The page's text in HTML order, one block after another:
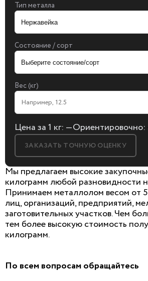
Тип металла
Состояние / сорт
Вес (кг)
Цена за 1 кг: —Ориентировочно:
ЗАКАЗАТЬ ТОЧНУЮ ОЦЕНКУ
БЕСПЛАТНАЯ
И ОЦЕНКА
Мы предлагаем высокие
килограмм любой разновидности
Принимаем металлолом весом от
лиц, организаций, предприятий,
заготовительных участков. Чем
тем более высокую стоимость
килограмм.
По всем вопросам обращайтесь